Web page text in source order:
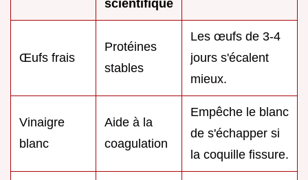
scientifique
Œufs frais
Protéines
stables
Les œufs de 3-4
jours s'écalent
mieux.
Vinaigre
blanc
Aide à la
coagulation
Empêche le blanc
de s'échapper si
la coquille fissure.